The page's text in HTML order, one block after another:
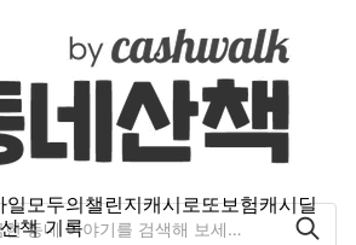
일모두의챌린지캐시로또보험캐시딜
산책 기록